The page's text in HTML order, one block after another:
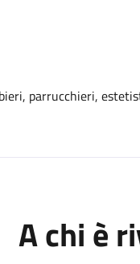
parrucchieri,
A chi è